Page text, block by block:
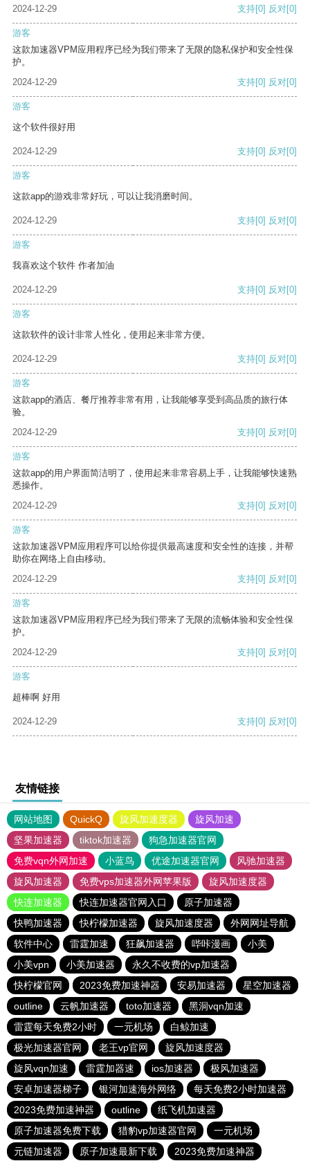
2024-12-29 支持[0] 反对[0]
游客
这款加速器VPM应用程序已经为我们带来了无限的隐私保护和安全性保
护。
2024-12-29
支持[0] 反对[0]
游客
这个软件很好用
2024-12-29 支持[0] 反对[0]
游客
这款app的游戏非常好玩，可以让我消磨时间。
2024-12-29 支持[0] 反对[0]
游客
我喜欢这个软件 作者加油
2024-12-29 支持[0] 反对[0]
游客
这款软件的设计非常人性化，使用起来非常方便。
2024-12-29 支持[0] 反对[0]
游客
这款app的酒店、餐厅推荐非常有用，让我能够享受到高品质的旅行体
验。
2024-12-29
支持[0] 反对[0]
游客
这款app的用户界面简洁明了，使用起来非常容易上手，让我能够快速熟
悉操作。
2024-12-29
支持[0] 反对[0]
游客
这款加速器VPM应用程序可以给你提供最高速度和安全性的连接，并帮
助你在网络上自由移动。
2024-12-29
支持[0] 反对[0]
游客
这款加速器VPM应用程序已经为我们带来了无限的流畅体验和安全性保
护。
2024-12-29
支持[0] 反对[0]
游客
超棒啊 好用
2024-12-29 支持[0] 反对[0]
友情链接
网站地图 QuickQ 旋风加速度器
旋风加速
坚果加速器
tiktok加速器
狗急加速器官网
免费vqn外网加速
小蓝鸟 优途加速器官网
风驰加速器
旋风加速器
免费vps加速器外网苹果版
旋风加速度器
快连加速器
快连加速器官网入口
原子加速器
快鸭加速器
快柠檬加速器 旋风加速度器
外网网址导航
软件中心
雷霆加速 狂飙加速器 哔咔漫画
小美
小美vpn
小美加速器
永久不收费的vp加速器
快柠檬官网
2023免费加速神器 安易加速器
星空加速器
outline
云帆加速器 toto加速器
黑洞vqn加速
雷霆每天免费2小时
一元机场
白鲸加速
极光加速器官网
老王vp官网
旋风加速度器
旋风vqn加速
雷霆加器速 ios加速器
极风加速器
安卓加速器梯子
银河加速海外网络
每天免费2小时加速器
2023免费加速神器
outline
纸飞机加速器
原子加速器免费下载
猎豹vp加速器官网
一元机场
元链加速器
原子加速最新下载 2023免费加速神器